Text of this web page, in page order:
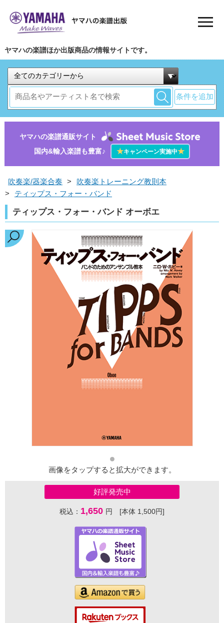
ヤマハの楽譜ほか出版商品の情報サイトです。
条件を追加
ヤマハの楽譜通販サイト
国内&輸入楽譜も豊富♪
★キャンペーン実施中★
吹奏楽/器楽合奏 >
吹奏楽トレーニング教則本
>
ティップス・フォー・バンド
ティップス・フォー・バンド オーボエ
画像をタップすると拡大ができます。
好評発売中
税込： 1,650 円 [本体 1,500円]